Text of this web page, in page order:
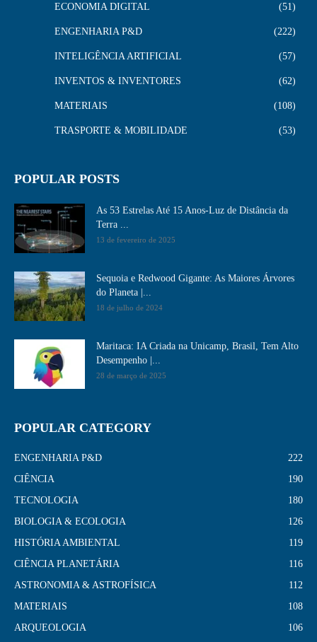
ECONOMIA DIGITAL 51
ENGENHARIA P&D 222
INTELIGÊNCIA ARTIFICIAL 57
INVENTOS & INVENTORES 62
MATERIAIS 108
TRASPORTE & MOBILIDADE 53
POPULAR POSTS
As 53 Estrelas Até 15 Anos-Luz de Distância da
Terra ...
13 de fevereiro de 2025
Sequoia e Redwood Gigante: As Maiores Árvores
do Planeta |...
18 de julho de 2024
Maritaca: IA Criada na Unicamp, Brasil, Tem Alto
Desempenho​ |...
28 de março de 2025
POPULAR CATEGORY
ENGENHARIA P&D
222
CIÊNCIA
190
TECNOLOGIA
180
BIOLOGIA & ECOLOGIA
126
HISTÓRIA AMBIENTAL
119
CIÊNCIA PLANETÁRIA
116
ASTRONOMIA & ASTROFÍSICA
112
MATERIAIS
108
ARQUEOLOGIA
106